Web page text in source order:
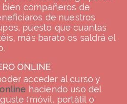
compañeros de
de nuestros
puesto que cuantas
más barato os saldrá el
ONLINE
acceder al curso y
haciendo uso del
(móvil, portátil o